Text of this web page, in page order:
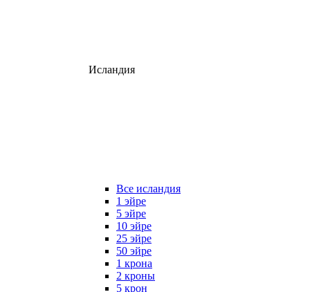
Исландия
Все исландия
1 эйре
5 эйре
10 эйре
25 эйре
50 эйре
1 крона
2 кроны
5 крон